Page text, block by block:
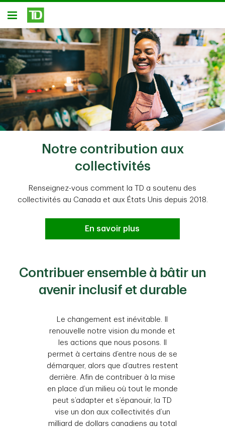
Passer au contenu principal
Ouvert
Notre contribution aux
collectivités
Renseignez-vous comment la TD a soutenu des
collectivités au Canada et aux États Unis depuis 2018.
En savoir plus
Contribuer ensemble à bâtir un
avenir inclusif et durable
Le changement est inévitable. Il
renouvelle notre vision du monde et
les actions que nous posons. Il
permet à certains d’entre nous de se
démarquer, alors que d’autres restent
derrière. Afin de contribuer à la mise
en place d’un milieu où tout le monde
peut s’adapter et s’épanouir, la TD
vise un don aux collectivités d’un
milliard de dollars canadiens au total